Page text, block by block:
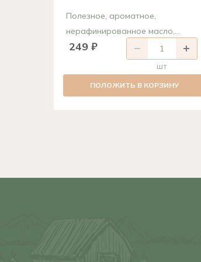
Полезное, ароматное,
нерафинированное масло,...
249 ₽
шт
ПОЛОЖИТЬ В КОРЗИНУ